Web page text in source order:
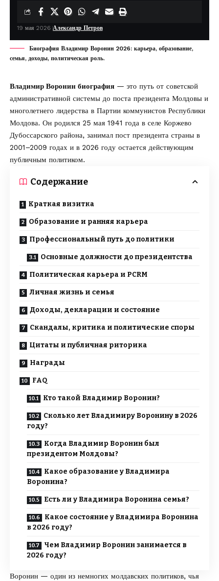
19 мая 2026 Александр Петров
Биография Владимир Воронин 2026: карьера, образование,
семья, доходы, политическая роль.
Владимир Воронин биография — это путь от советской
административной системы до поста президента Молдовы и
многолетнего лидерства в Партии коммунистов Республики
Молдова. Он родился 25 мая 1941 года в селе Коржево
Дубоссарского района, занимал пост президента страны в
2001–2009 годах и в 2026 году остается действующим
публичным политиком.
Содержание
Краткая визитка
Образование и ранняя карьера
Профессиональный путь до политики
Основные должности до президентства
Политическая карьера и PCRM
Личная жизнь и семья
Доходы, декларации и состояние
Скандалы, критика и политические споры
Цитаты и публичная риторика
Награды
FAQ
Кто такой Владимир Воронин?
Сколько лет Владимиру Воронину в 2026
году?
Когда Владимир Воронин был
президентом Молдовы?
Какое образование у Владимира
Воронина?
Есть ли у Владимира Воронина семья?
Какое состояние у Владимира Воронина
в 2026 году?
Чем Владимир Воронин занимается в
2026 году?
Воронин — один из немногих молдавских политиков, чья